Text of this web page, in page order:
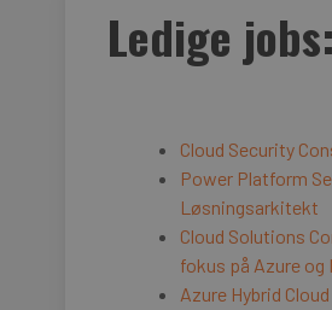
Ledige jobs:
Cloud Security
Power Platform
Løsningsarkitekt
Cloud Solutions
fokus på Azure og
Azure Hybrid